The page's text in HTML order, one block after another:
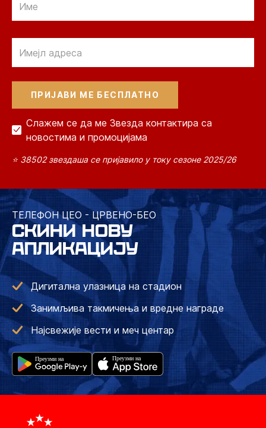
Слажем се да ме Звезда контактира са
новостима и промоцијама
⭐ 38502 звездаша се пријавило у току сезоне 2025/26
ТЕЛЕФОН ЦЕО - ЦРВЕНО-БЕО
СКИНИ НОВУ
АПЛИКАЦИЈУ
Дигитална улазница на стадион
Занимљива такмичења и вредне награде
Најсвежије вести и меч центар